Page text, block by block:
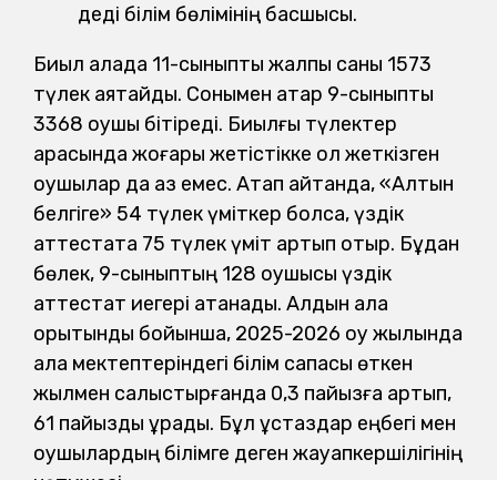
деді білім бөлімінің басшысы.
Биыл қалада 11-сыныпты жалпы саны 1573
түлек аяқтайды. Сонымен қатар 9-сыныпты
3368 оқушы бітіреді. Биылғы түлектер
арасында жоғары жетістікке қол жеткізген
оқушылар да аз емес. Атап айтқанда, «Алтын
белгіге» 54 түлек үміткер болса, үздік
аттестатқа 75 түлек үміт артып отыр. Бұдан
бөлек, 9-сыныптың 128 оқушысы үздік
аттестат иегері атанады. Алдын ала
қорытынды бойынша, 2025-2026 оқу жылында
қала мектептеріндегі білім сапасы өткен
жылмен салыстырғанда 0,3 пайызға артып,
61 пайызды құрады. Бұл ұстаздар еңбегі мен
оқушылардың білімге деген жауапкершілігінің